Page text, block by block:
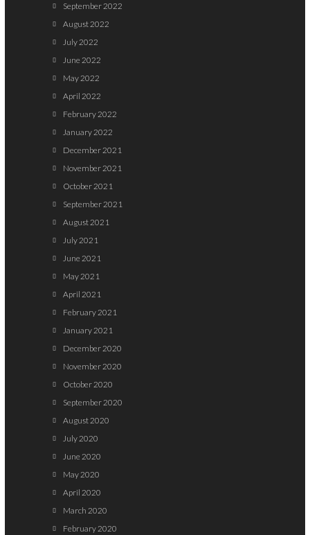
September 2022
August 2022
July 2022
June 2022
May 2022
April 2022
February 2022
January 2022
December 2021
November 2021
October 2021
September 2021
August 2021
July 2021
June 2021
May 2021
April 2021
February 2021
January 2021
December 2020
November 2020
October 2020
September 2020
August 2020
July 2020
June 2020
May 2020
April 2020
March 2020
February 2020